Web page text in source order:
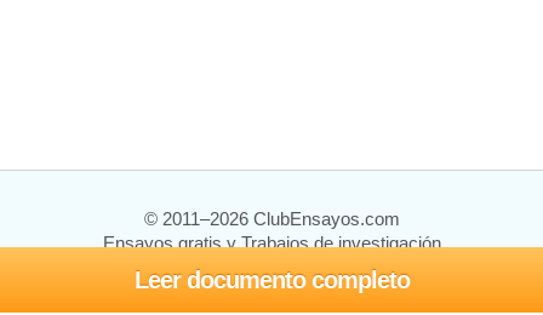
Leer documento completo
© 2011–2026 ClubEnsayos.com
Ensayos gratis y Trabajos de investigación